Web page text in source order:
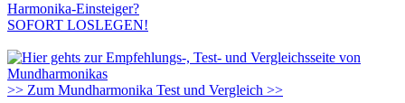
Harmonika-Einsteiger?
SOFORT LOSLEGEN!
>> Zum Mundharmonika Test und Vergleich >>